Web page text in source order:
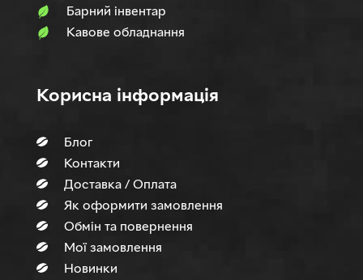
Барний інвентар
Кавове обладнання
Корисна інформація
Блог
Контакти
Доставка / Оплата
Як оформити замовлення
Обмін та повернення
Мої замовлення
Новинки